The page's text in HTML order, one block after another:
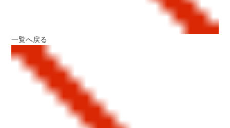
一覧へ戻る